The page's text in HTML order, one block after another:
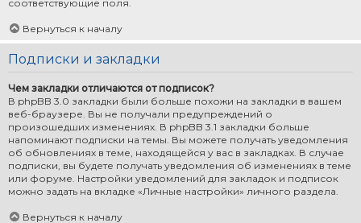
соответствующие поля.
Вернуться к началу
Подписки и закладки
Чем закладки отличаются от подписок?
В phpBB 3.0 закладки были больше похожи на закладки в вашем
веб-браузере. Вы не получали предупреждений о
произошедших изменениях. В phpBB 3.1 закладки больше
напоминают подписки на темы. Вы можете получать уведомления
об обновлениях в теме, находящейся у вас в закладках. В случае
подписки, вы будете получать уведомления об изменениях в теме
или форуме. Настройки уведомлений для закладок и подписок
можно задать на вкладке «Личные настройки» личного раздела.
Вернуться к началу